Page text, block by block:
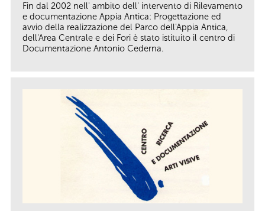
Fin dal 2002 nell' ambito dell' intervento di Rilevamento
e documentazione Appia Antica: Progettazione ed
avvio della realizzazione del Parco dell'Appia Antica,
dell'Area Centrale e dei Fori è stato istituito il centro di
Documentazione Antonio Cederna.